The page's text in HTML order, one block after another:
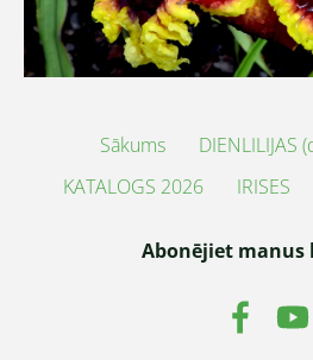
Sākums
DIENLILIJAS
KATALOGS 2026
IRISES
Abonējiet manus